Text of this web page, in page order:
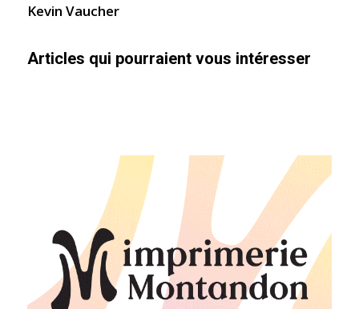
Kevin Vaucher
Articles qui pourraient vous intéresser